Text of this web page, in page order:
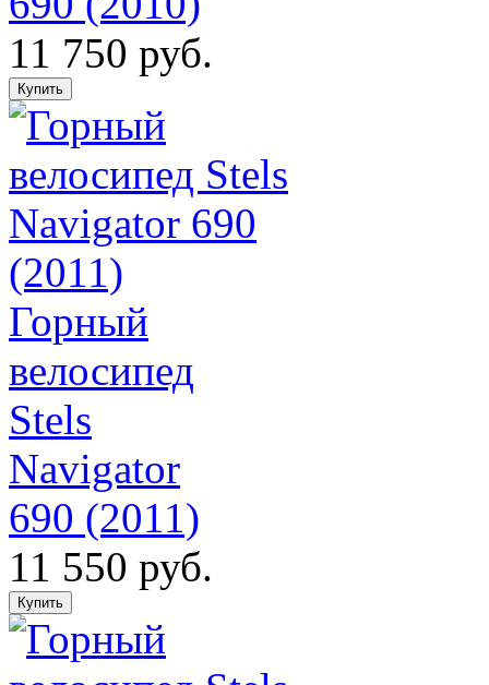
11 750 руб.
Горный
велосипед
Stels
Navigator
690 (2011)
11 550 руб.